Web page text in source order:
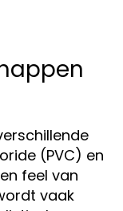
(PVC) en
feel van
vaak